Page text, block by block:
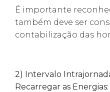
É importante
também deve ser
contabilização das
2) Intervalo
Recarregar as Energias: